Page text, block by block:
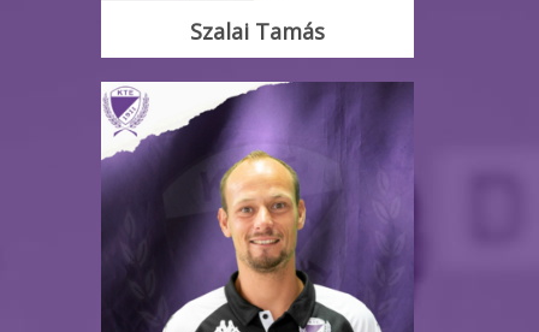
Szalai Tamás